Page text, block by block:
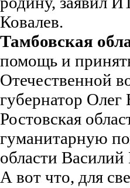
Ковалев.
Тамбовская
помощь и
Отечественной
губернатор Олег
Ростовская
гуманитарную
области Василий
А вот что, для